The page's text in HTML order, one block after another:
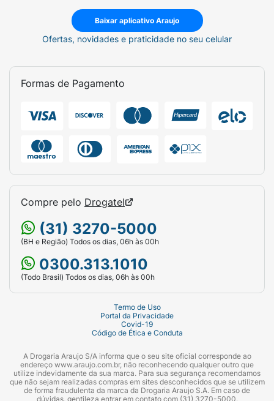
Baixar aplicativo Araujo
Ofertas, novidades e praticidade no seu celular
Formas de Pagamento
Compre pelo Drogatel
(31) 3270-5000
(BH e Região) Todos os dias, 06h às 00h
0300.313.1010
(Todo Brasil) Todos os dias, 06h às 00h
Termo de Uso
Portal da Privacidade
Covid-19
Código de Ética e Conduta
A Drogaria Araujo S/A informa que o seu site oficial corresponde ao
endereço www.araujo.com.br, não reconhecendo qualquer outro que
utilize indevidamente da sua marca. Para sua segurança recomendamos
que não sejam realizadas compras em sites desconhecidos que se utilizem
de forma fraudulenta da marca da Drogaria Araujo S.A. Em caso de
dúvidas, gentileza entrar em contato com (31) 3270-5000.